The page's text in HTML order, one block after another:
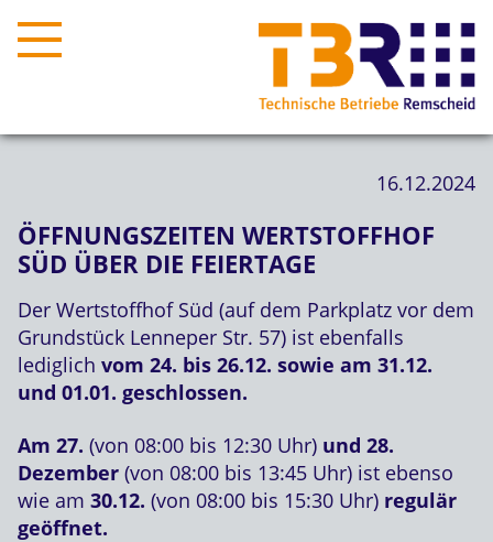
16.12.2024
ÖFFNUNGSZEITEN WERTSTOFFHOF
SÜD ÜBER DIE FEIERTAGE
Der Wertstoffhof Süd (auf dem Parkplatz vor dem
Grundstück Lenneper Str. 57) ist ebenfalls
lediglich vom 24. bis 26.12. sowie am 31.12.
und 01.01. geschlossen.
Am 27. (von 08:00 bis 12:30 Uhr) und 28.
Dezember (von 08:00 bis 13:45 Uhr) ist ebenso
wie am 30.12. (von 08:00 bis 15:30 Uhr) regulär
geöffnet.